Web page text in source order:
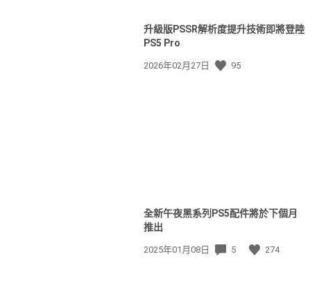
升級版PSSR解析度提升技術即將登陸
PS5 Pro
發
2026年02月27日 95
全新午夜黑系列PS5配件將於下個月
推出
發
2025年01月08日 5 274